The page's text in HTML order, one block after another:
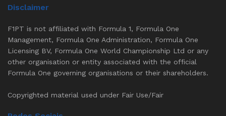
Disclaimer
F1PT is not affiliated with Formula 1, Formula One
Management, Formula One Administration, Formula One
Licensing BV, Formula One World Championship Ltd or any
other organisation or entity associated with the official
Formula One governing organisations or their shareholders.
Copyrighted material used under Fair Use/Fair